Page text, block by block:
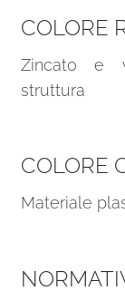
COLORE
Zincato e
struttura
COLORE
Materiale